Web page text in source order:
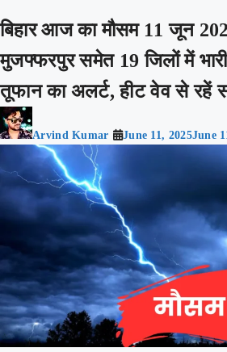
बिहार आज का मौसम 11 जून
मुजफ्फरपुर समेत 19 जिलों में
तूफान का अलर्ट, हीट वेव से रहें
Arvind Kumar June 11, 2025June